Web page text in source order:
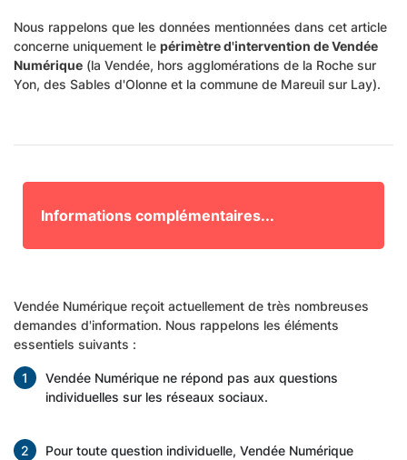
Nous rappelons que les données mentionnées dans cet article
concerne uniquement le périmètre d'intervention de Vendée
Numérique (la Vendée, hors agglomérations de la Roche sur
Yon, des Sables d'Olonne et la commune de Mareuil sur Lay).
Informations complémentaires...
Vendée Numérique reçoit actuellement de très nombreuses
demandes d'information. Nous rappelons les éléments
essentiels suivants :
Vendée Numérique ne répond pas aux questions
individuelles sur les réseaux sociaux.
Pour toute question individuelle, Vendée Numérique